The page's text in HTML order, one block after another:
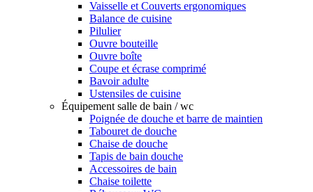
Vaisselle et Couverts ergonomiques
Balance de cuisine
Pilulier
Ouvre bouteille
Ouvre boîte
Coupe et écrase comprimé
Bavoir adulte
Ustensiles de cuisine
Équipement salle de bain / wc
Poignée de douche et barre de maintien
Tabouret de douche
Chaise de douche
Tapis de bain douche
Accessoires de bain
Chaise toilette